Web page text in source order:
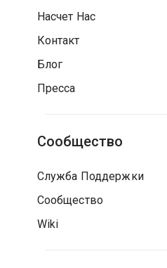
Насчет Нас
Контакт
Блог
Пресса
Сообщество
Служба Поддержки
Сообщество
Wiki